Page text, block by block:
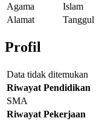
Agama
Islam
Alamat
Tanggul
Profil
Data tidak ditemukan
Riwayat Pendidikan
SMA
Riwayat Pekerjaan